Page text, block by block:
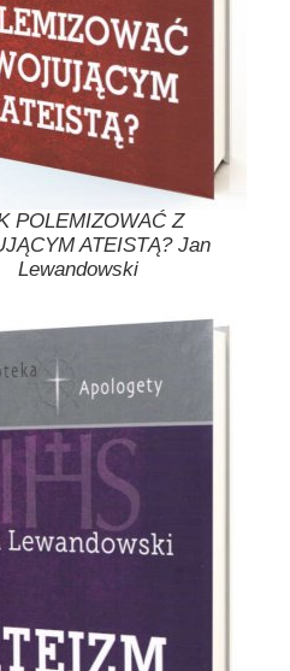
POLEMIZOWAĆ Z
ATEISTĄ? Jan
Lewandowski